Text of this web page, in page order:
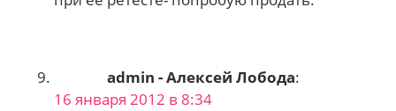
admin - Алексей Лобода:
16 января 2012 в 8:34